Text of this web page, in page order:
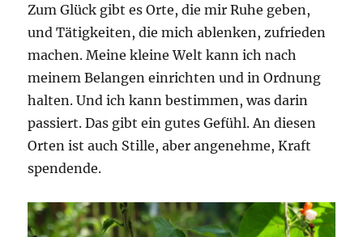
Zum Glück gibt es Orte, die mir Ruhe geben,
und Tätigkeiten, die mich ablenken, zufrieden
machen. Meine kleine Welt kann ich nach
meinem Belangen einrichten und in Ordnung
halten. Und ich kann bestimmen, was darin
passiert. Das gibt ein gutes Gefühl. An diesen
Orten ist auch Stille, aber angenehme, Kraft
spendende.